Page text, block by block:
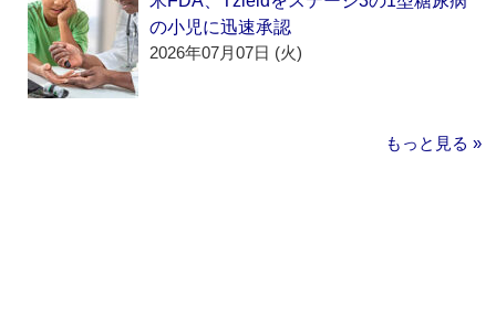
の小児に迅速承認
2026年07月07日 (火)
もっと見る »